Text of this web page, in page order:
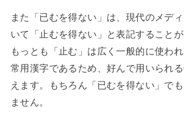
また「已むを得ない」は、現代のメデ
いて「止むを得ない」と表記することが
もっとも「止む」は広く一般的に使わ
常用漢字であるため、好んで用いられ
えます。もちろん「已むを得ない」で
ません。